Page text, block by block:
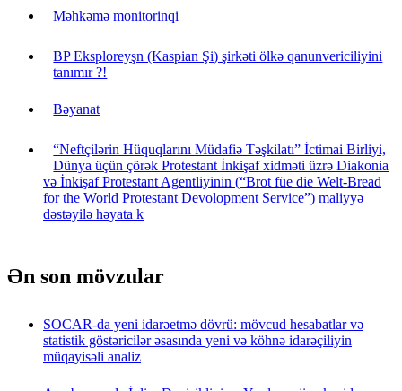
Məhkəmə monitorinqi
BP Eksploreyşn (Kaspian Şi) şirkəti ölkə qanunvericiliyini
tanımır ?!
Bəyanat
“Neftçilərin Hüquqlarını Müdafiə Təşkilatı” İctimai Birliyi,
Dünya üçün çörək Protestant İnkişaf xidməti üzrə Diakonia
və İnkişaf Protestant Agentliyinin (“Brot füe die Welt-Bread
for the World Protestant Devolopment Service”) maliyyə
dəstəyilə həyata k
Ən son mövzular
SOCAR-da yeni idarəetmə dövrü: mövcud hesabatlar və
statistik göstəricilər əsasında yeni və köhnə idarəçiliyin
müqayisəli analiz